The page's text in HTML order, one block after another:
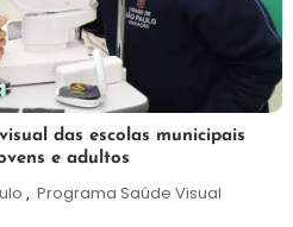
das escolas municipais
e adultos
, Programa Saúde Visual